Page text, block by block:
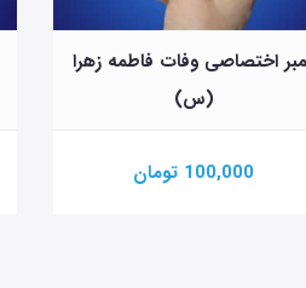
اختصاصی وفات فاطمه زهرا
(س)
100,000 تومان